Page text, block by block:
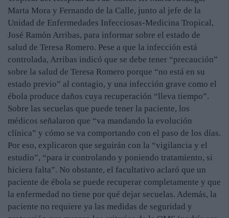
Marta Mora y Fernando de la Calle, junto al jefe de la
Unidad de Enfermedades Infecciosas-Medicina Tropical,
José Ramón Arribas, para informar sobre el estado de
salud de Teresa Romero. Pese a que la infección está
controlada, Arribas indicó que se debe tener “precaución”
sobre la salud de Teresa Romero porque “no está en su
estado previo” al contagio, y una infección grave como el
ébola produce daños cuya recuperación “lleva tiempo”.
Sobre las secuelas que puede tener la paciente, los
médicos señalaron que “va mandando la evolución
clínica” y cómo se va comportando con el paso de los días.
Por eso, explicaron que seguirán con la “vigilancia y el
estudio”, “para ir controlando y poniendo tratamiento, si
hiciera falta”. No obstante, el facultativo aclaró que un
paciente de ébola se puede recuperar completamente y que
la enfermedad no tiene por qué dejar secuelas. Además, la
paciente no requiere ya las medidas de seguridad y